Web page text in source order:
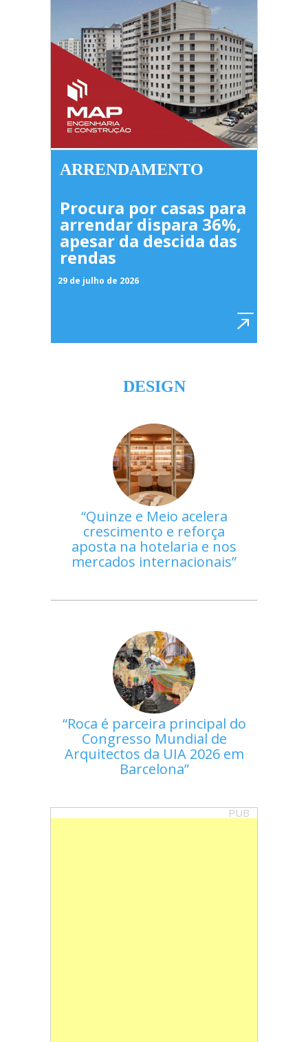
ARRENDAMENTO
Procura por casas para
arrendar dispara 36%,
apesar da descida das
rendas
29 de julho de 2026
DESIGN
Quinze e Meio acelera
crescimento e reforça
aposta na hotelaria e nos
mercados internacionais
Roca é parceira principal do
Congresso Mundial de
Arquitectos da UIA 2026 em
Barcelona
PUB